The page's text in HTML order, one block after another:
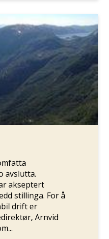
avslutta.
akseptert
stillinga. For å
drift er
Arnvid